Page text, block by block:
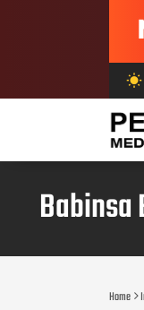
wb_sunny
Hadirkan Keseruan
Home